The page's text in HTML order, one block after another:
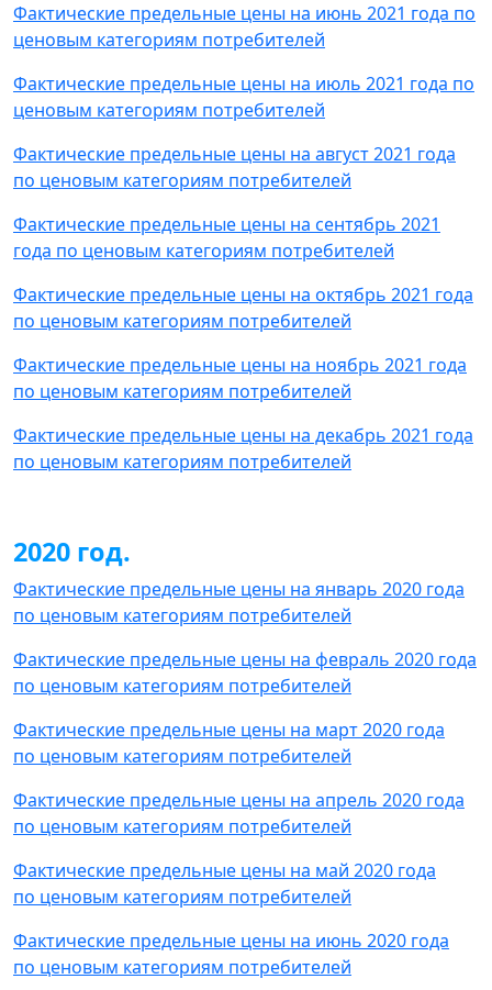
Фактические предельные цены на июнь 2021 года по
ценовым категориям потребителей
Фактические предельные цены на июль 2021 года по
ценовым категориям потребителей
Фактические предельные цены на август 2021 года
по ценовым категориям потребителей
Фактические предельные цены на сентябрь 2021
года по ценовым категориям потребителей
Фактические предельные цены на октябрь 2021 года
по ценовым категориям потребителей
Фактические предельные цены на ноябрь 2021 года
по ценовым категориям потребителей
Фактические предельные цены на декабрь 2021 года
по ценовым категориям потребителей
2020 год.
Фактические предельные цены на январь 2020 года
по ценовым категориям потребителей
Фактические предельные цены на февраль 2020 года
по ценовым категориям потребителей
Фактические предельные цены на март 2020 года
по ценовым категориям потребителей
Фактические предельные цены на апрель 2020 года
по ценовым категориям потребителей
Фактические предельные цены на май 2020 года
по ценовым категориям потребителей
Фактические предельные цены на июнь 2020 года
по ценовым категориям потребителей